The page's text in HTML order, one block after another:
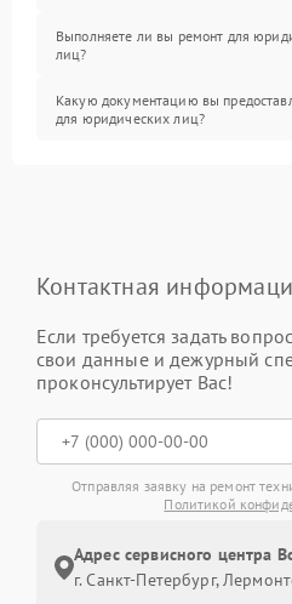
Выполняете ли вы ремонт для
лиц?
Какую документацию вы
для юридических лиц?
Контактная
Если требуется задать
свои данные и дежурный
проконсультирует Вас!
Отправляя заявку на ремонт
Политикой
Адрес сервисного центра
г. Санкт-Петербург,